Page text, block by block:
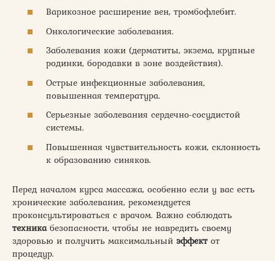
Варикозное расширение вен, тромбофлебит.
Онкологические заболевания.
Заболевания кожи (дерматиты, экзема, крупные
родинки, бородавки в зоне воздействия).
Острые инфекционные заболевания,
повышенная температура.
Серьезные заболевания сердечно-сосудистой
системы.
Повышенная чувствительность кожи, склонность
к образованию синяков.
Перед началом курса массажа, особенно если у вас есть
хронические заболевания, рекомендуется
проконсультироваться с врачом. Важно соблюдать
техникабезопасности, чтобы не навредить своему
здоровью и получить максимальный эффект от
процедур.